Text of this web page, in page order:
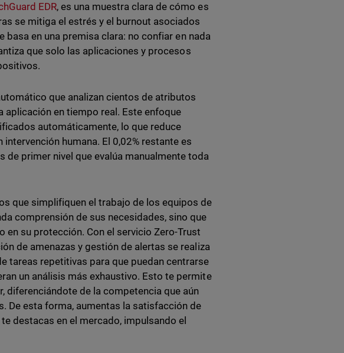
EDR, es una muestra clara de cómo es
se mitiga el estrés y el burnout asociados
en una premisa clara: no confiar en nada
que solo las aplicaciones y procesos
que analizan cientos de atributos
en tiempo real. Este enfoque
automáticamente, lo que reduce
humana. El 0,02% restante es
de primer nivel que evalúa manualmente toda
que simplifiquen el trabajo de los equipos de
comprensión de sus necesidades, sino que
su protección. Con el servicio Zero-Trust
de amenazas y gestión de alertas se realiza
tareas repetitivas para que puedan centrarse
un análisis más exhaustivo. Esto te permite
diferenciándote de la competencia que aún
De esta forma, aumentas la satisfacción de
destacas en el mercado, impulsando el